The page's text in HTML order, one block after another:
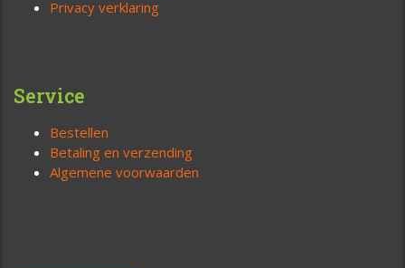
Privacy verklaring
Service
Bestellen
Betaling en verzending
Algemene voorwaarden